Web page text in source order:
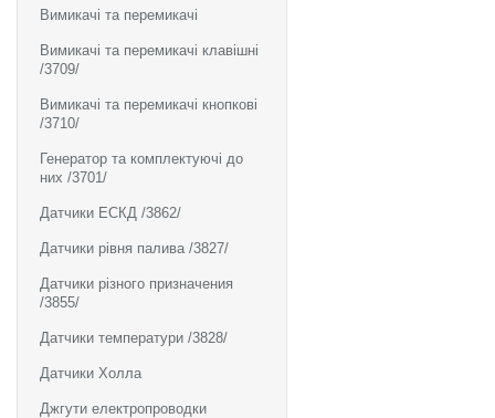
Вимикачі та перемикачі
Вимикачі та перемикачі клавішні
/3709/
Вимикачі та перемикачі кнопкові
/3710/
Генератор та комплектуючі до
них /3701/
Датчики ЕСКД /3862/
Датчики рівня палива /3827/
Датчики різного призначения
/3855/
Датчики температури /3828/
Датчики Холла
Джгути електропроводки